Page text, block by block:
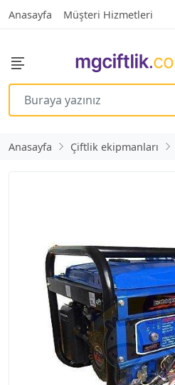
Anasayfa Müşteri Hizmetleri
Anasayfa Çiftlik ekipmanları